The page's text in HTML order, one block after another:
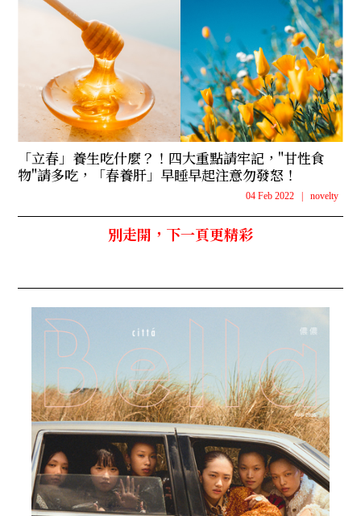
「立春」養生吃什麼？！四大重點請牢記，"甘性食
物"請多吃，「春養肝」早睡早起注意勿發怒！
04 Feb 2022 | novelty
別走開，下一頁更精彩